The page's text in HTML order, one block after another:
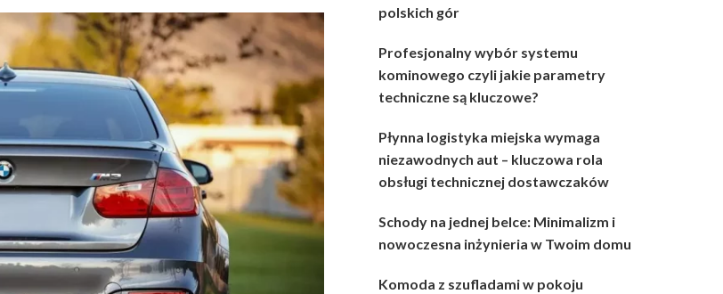
polskich gór
Profesjonalny wybór systemu
kominowego czyli jakie parametry
techniczne są kluczowe?
Płynna logistyka miejska wymaga
niezawodnych aut – kluczowa rola
obsługi technicznej dostawczaków
Schody na jednej belce: Minimalizm i
nowoczesna inżynieria w Twoim domu
Komoda z szufladami w pokoju